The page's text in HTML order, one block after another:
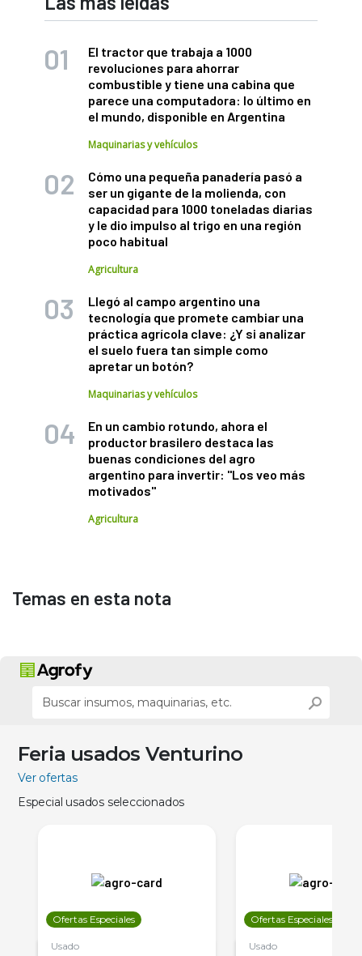
El tractor que trabaja a 1000
revoluciones para ahorrar
combustible y tiene una cabina que
parece una computadora: lo último en
el mundo, disponible en Argentina
Maquinarias y vehículos
Cómo una pequeña panadería pasó a
ser un gigante de la molienda, con
capacidad para 1000 toneladas diarias
y le dio impulso al trigo en una región
poco habitual
Agricultura
Llegó al campo argentino una
tecnología que promete cambiar una
práctica agrícola clave: ¿Y si analizar
el suelo fuera tan simple como
apretar un botón?
Maquinarias y vehículos
En un cambio rotundo, ahora el
productor brasilero destaca las
buenas condiciones del agro
argentino para invertir: "Los veo más
motivados"
Agricultura
Temas en esta nota
Feria usados Venturino
Ver ofertas
Especial usados seleccionados
Ofertas Especiales
Usado
Ofertas Especiales
Usado